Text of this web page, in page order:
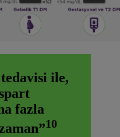
tedavisi ile,
fazla
10